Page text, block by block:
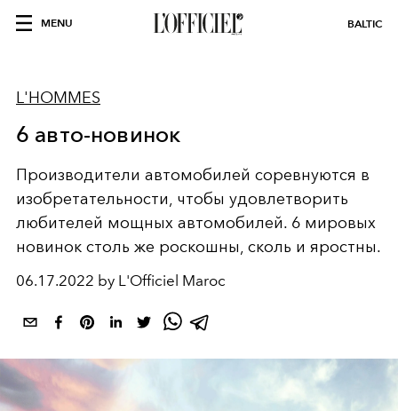
MENU BALTIC
L'HOMMES
6 авто-новинок
Производители автомобилей соревнуются в
изобретательности, чтобы удовлетворить
любителей мощных автомобилей. 6 мировых
новинок столь же роскошны, сколь и яростны.
06.17.2022 by L'Officiel Maroc